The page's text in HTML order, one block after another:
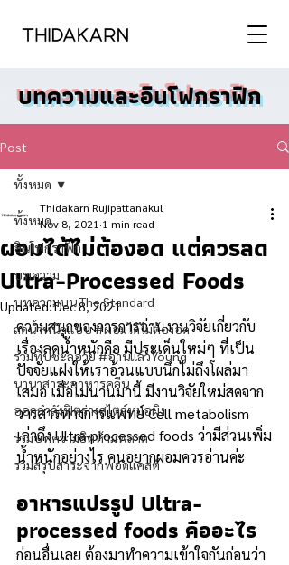
บทความและอินโฟกราฟิก
Post
ทั้งหมด
อินโฟกราฟิก
บทความ
บทความบน The Standard
ลดน้ำหนักแบบ #ผอมได้ไม่ต้องอด
รวมทิปชะลอวัย #อ่านแล้วYoung
นานาสาระอาหารคลีน
ออกกำลังฟิตร่างสไตล์หมอผิง
รวมบทความฮิตห้ามพลาด
รวมสรุปสาระจากพอดแคสต์
ทั้งหมด
ผอมได้ไม่ต้องอด แต่ควรลด
Ultra-Processed Foods
Thidakarn Rujipattanakul
Nov 8, 2021 1 min read
Updated:Dec 8, 2021
ความสนุกของการการอ่านงานวิจัยเกี่ยวกับ
เรื่องลดน้ำหนักคือ มีประเด็นใหม่ๆ ที่เป็น
ปัจจัยแฝงให้เราอ้วนแบบนึกไม่ถึงโผล่มา
เสมอ เมื่อไม่นานมานี้ มีงานวิจัยใหม่สดจาก
วารสารทางการแพทย์ Cell metabolism
เล่าถึง Ultra-processed foods ว่ามีส่วนเพิ่ม
น้ำหนักอย่างไร คนอยากผอมควรอ่านค่ะ
อาหารแปรรูป Ultra-
processed foods คืออะไร
ก่อนอื่นเลย ต้องมาทำความเข้าใจกันก่อนว่า